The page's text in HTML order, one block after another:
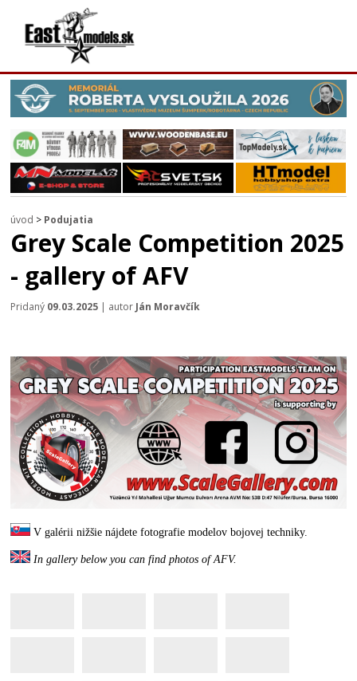
úvod > Podujatia
Grey Scale Competition 2025
- gallery of AFV
Pridaný 09.03.2025 | autorJán Moravčík
V galérii nižšie nájdete fotografie modelov bojovej techniky.
In gallery below you can find photos of AFV.